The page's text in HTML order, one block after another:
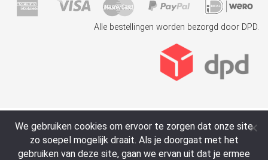
Alle bestellingen worden bezorgd door DPD.
We gebruiken cookies om ervoor te zorgen dat onze site
zo soepel mogelijk draait. Als je doorgaat met het
gebruiken van deze site, gaan we ervan uit dat je ermee